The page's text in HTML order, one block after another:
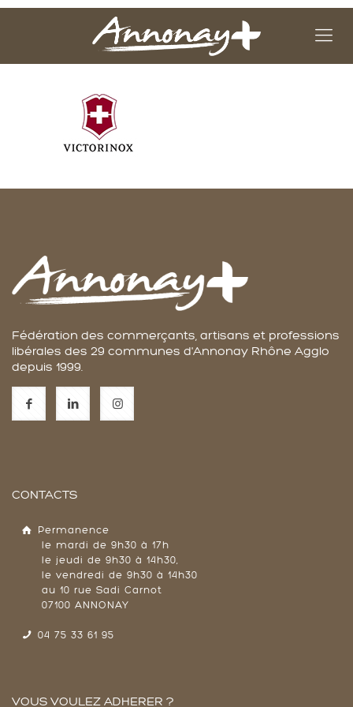
Fédération des commerçants, artisans et professions
libérales des 29 communes d'Annonay Rhône Agglo
depuis 1999.
CONTACTS
Permanence
le mardi de 9h30 à 17h
le jeudi de 9h30 à 14h30,
le vendredi de 9h30 à 14h30
au 10 rue Sadi Carnot
07100 ANNONAY
04 75 33 61 95
VOUS VOULEZ ADHERER ?